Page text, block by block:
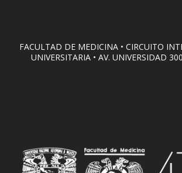
FACULTAD DE MEDICINA • CIRCUITO
UNIVERSITARIA • AV. UNIVERSIDAD